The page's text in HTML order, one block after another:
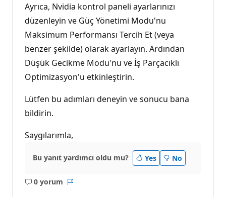
Ayrıca, Nvidia kontrol paneli ayarlarınızı
düzenleyin ve Güç Yönetimi Modu'nu
Maksimum Performansı Tercih Et (veya
benzer şekilde) olarak ayarlayın. Ardından
Düşük Gecikme Modu'nu ve İş Parçacıklı
Optimizasyon'u etkinleştirin.
Lütfen bu adımları deneyin ve sonucu bana
bildirin.
Saygılarımla,
Bu yanıt yardımcı oldu mu? Yes No
0 yorum
Açıklama